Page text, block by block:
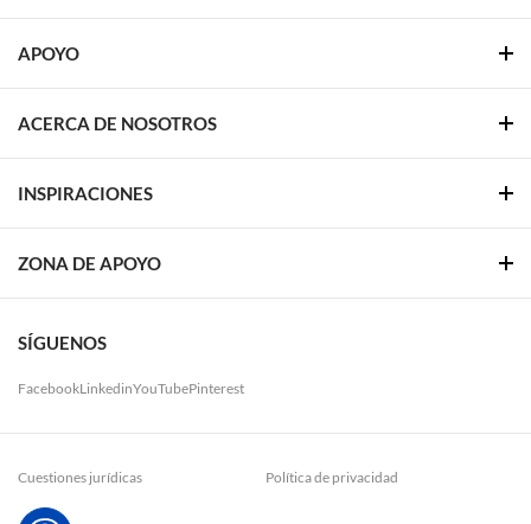
APOYO
ACERCA DE NOSOTROS
INSPIRACIONES
ZONA DE APOYO
SÍGUENOS
FacebookLinkedinYouTubePinterest
Cuestiones jurídicas Política de privacidad